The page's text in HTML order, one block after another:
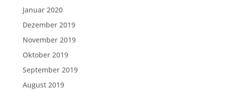
Januar 2020
Dezember 2019
November 2019
Oktober 2019
September 2019
August 2019